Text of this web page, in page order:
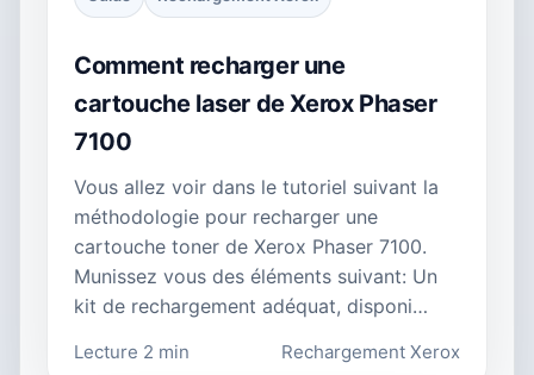
Comment recharger une
cartouche laser de Xerox Phaser
7100
Vous allez voir dans le tutoriel suivant la
méthodologie pour recharger une
cartouche toner de Xerox Phaser 7100.
Munissez vous des éléments suivant: Un
kit de rechargement adéquat, disponi…
Lecture 2 min Rechargement Xerox